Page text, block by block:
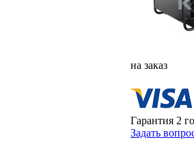
на заказ
Гарантия 2
Задать